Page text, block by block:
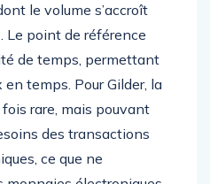
le volume s’accroît
Le point de référence
de temps, permettant
temps. Pour Gilder, la
rare, mais pouvant
des transactions
ce que ne